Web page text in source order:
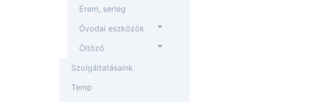
Érem, serleg
Óvodai eszközök
Öltöző
Szolgáltatásaink
Temp